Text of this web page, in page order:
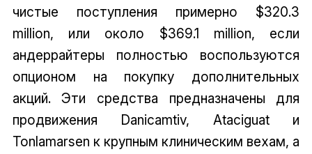
чистые поступления примерно $320.3
million, или около $369.1 million, если
андеррайтеры полностью воспользуются
опционом на покупку дополнительных
акций. Эти средства предназначены для
продвижения Danicamtiv, Ataciguat и
Tonlamarsen к крупным клиническим вехам, а